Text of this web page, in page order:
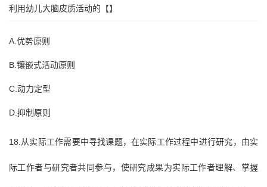
利用幼儿大脑皮质活动的【】
A.优势原则
B.镶嵌式活动原则
C.动力定型
D.抑制原则
18.从实际工作需要中寻找课题，在实际工作过程中进行研究，由实
际工作者与研究者共同参与，使研究成果为实际工作者理解、掌握